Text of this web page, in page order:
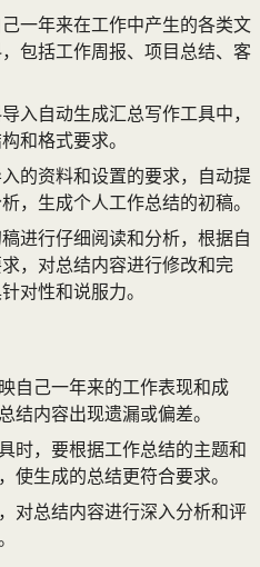
一年来在工作中产生的各类文
包括工作周报、项目总结、客
入自动生成汇总写作工具中，
和格式要求。
的资料和设置的要求，自动提
，生成个人工作总结的初稿。
进行仔细阅读和分析，根据自
，对总结内容进行修改和完
对性和说服力。
自己一年来的工作表现和成
结内容出现遗漏或偏差。
时，要根据工作总结的主题和
使生成的总结更符合要求。
对总结内容进行深入分析和评